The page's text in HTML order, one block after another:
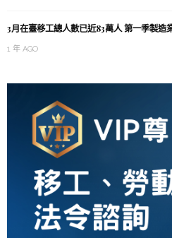
3月在臺移工總人數已近83萬人 第一季製造
1 年 AGO